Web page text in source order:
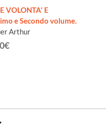
VOLONTA' E
e Secondo volume.
Arthur